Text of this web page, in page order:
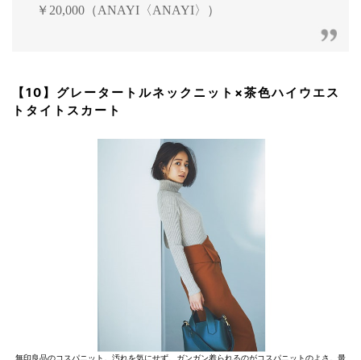
￥20,000（ANAYI〈ANAYI〉）
【10】グレータートルネックニット×茶色ハイウエス
トタイトスカート